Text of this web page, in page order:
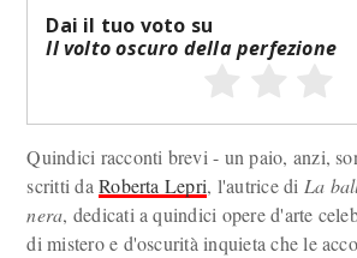
Dai il tuo voto su
Il volto oscuro della perfezione
Quindici racconti brevi - un paio, anzi,
scritti daRoberta Lepri, l'autrice di La
nera, dedicati a quindici opere d'arte
di mistero e d'oscurità inquieta che le